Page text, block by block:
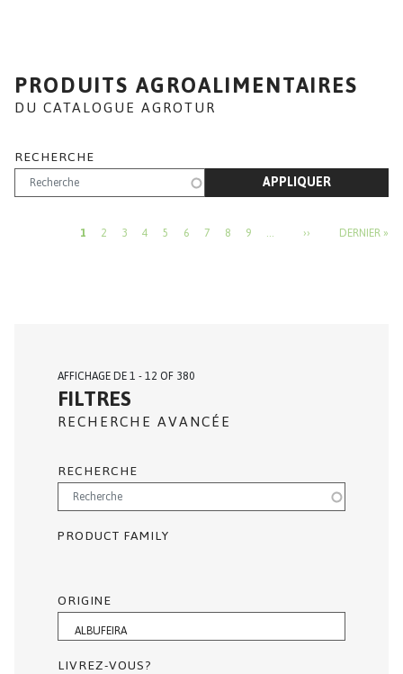
PRODUITS AGROALIMENTAIRES
DU CATALOGUE AGROTUR
RECHERCHE
APPLIQUER
PAGINATION
1 2 3 4 5 6 7 8 9 … ›› PAGE SUIVANTE
DERNIER »
AFFICHAGE DE 1 - 12 OF 380
FILTRES
RECHERCHE AVANCÉE
RECHERCHE
PRODUCT FAMILY
ORIGINE
LIVREZ-VOUS?